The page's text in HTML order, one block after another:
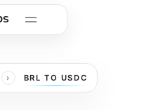
› BRL TO USDC